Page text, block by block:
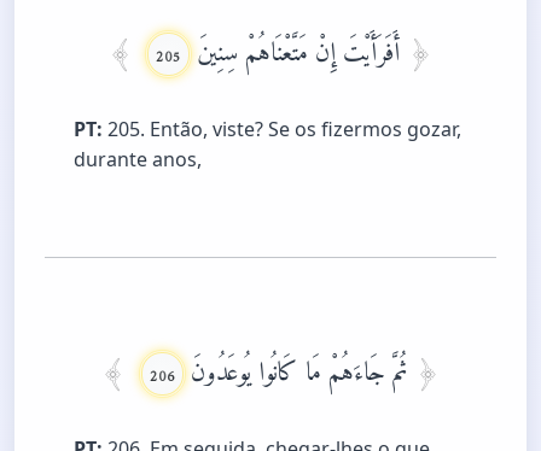
أَفَرَأَيْتَ إِنْ مَتَّعْنَاهُمْ سِنِينَ 205
PT: 205. Então, viste? Se os fizermos gozar,
durante anos,
ثُمَّ جَاءَهُمْ مَا كَانُوا يُوعَدُونَ 206